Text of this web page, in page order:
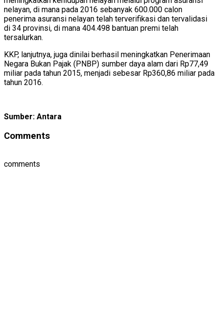
nelayan, di mana pada 2016 sebanyak 600.000 calon
penerima asuransi nelayan telah terverifikasi dan tervalidasi
di 34 provinsi, di mana 404.498 bantuan premi telah
tersalurkan.
KKP, lanjutnya, juga dinilai berhasil meningkatkan Penerimaan
Negara Bukan Pajak (PNBP) sumber daya alam dari Rp77,49
miliar pada tahun 2015, menjadi sebesar Rp360,86 miliar pada
tahun 2016.
Sumber: Antara
Comments
comments